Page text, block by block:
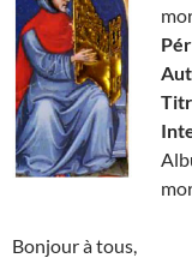
Bonjour à tous,